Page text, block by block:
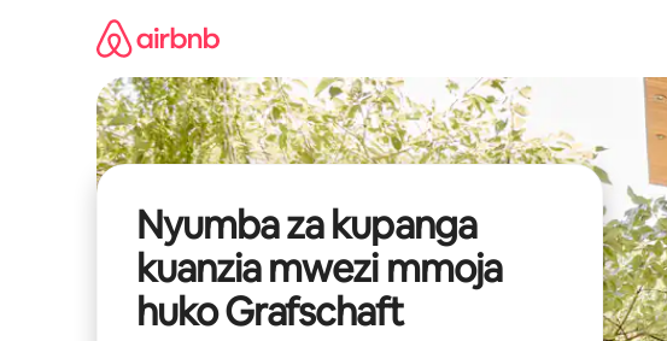
Nyumba za kupanga
kuanzia mwezi mmoja
huko Grafschaft